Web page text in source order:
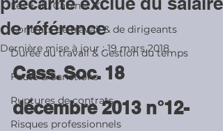
Les + du Cabinet K
Contrats de travail & de dirigeants
Durée du travail & Gestion du temps
Faute & Sanctions
Ruptures de contrats
Risques professionnels
de référence
Dernière mise à jour :19 mars 2018
Cass. Soc. 18
décembre 2013 n°12-